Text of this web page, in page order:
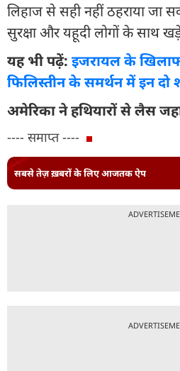
लिहाज से सही नहीं ठहराया जा
सुरक्षा और यहूदी लोगों के साथ
यह भी पढ़ें: इजरायल के
फिलिस्तीन के समर्थन में इन दो
अमेरिका ने हथियारों से लैस
---- समाप्त ----
सबसे तेज़ ख़बरों के लिए आजतक ऐप